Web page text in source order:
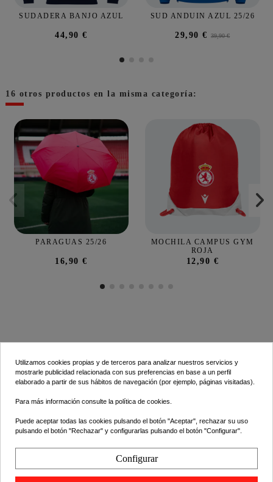
SUDADERA BANJO AZUL
44,90 €
SUD ANDUIN AZUL 25/26
29,90 €39,90 €
16 otros productos en la misma categoría:
PARAGUAS 25/26
16,90 €
MOCHILA CAMPUS GYM
ROJA
12,90 €
LO ÚLTIMO
Utilizamos cookies propias y de terceros para analizar nuestros servicios y
mostrarle publicidad relacionada con sus preferencias en base a un perfil
elaborado a partir de sus hábitos de navegación (por ejemplo, páginas visitadas).
Para más información consulte la política de cookies
Puede aceptar todas las cookies pulsando el botón "Aceptar", rechazar su uso
pulsando el botón "Rechazar" y configurarlas pulsando el botón "Configurar".
Configurar